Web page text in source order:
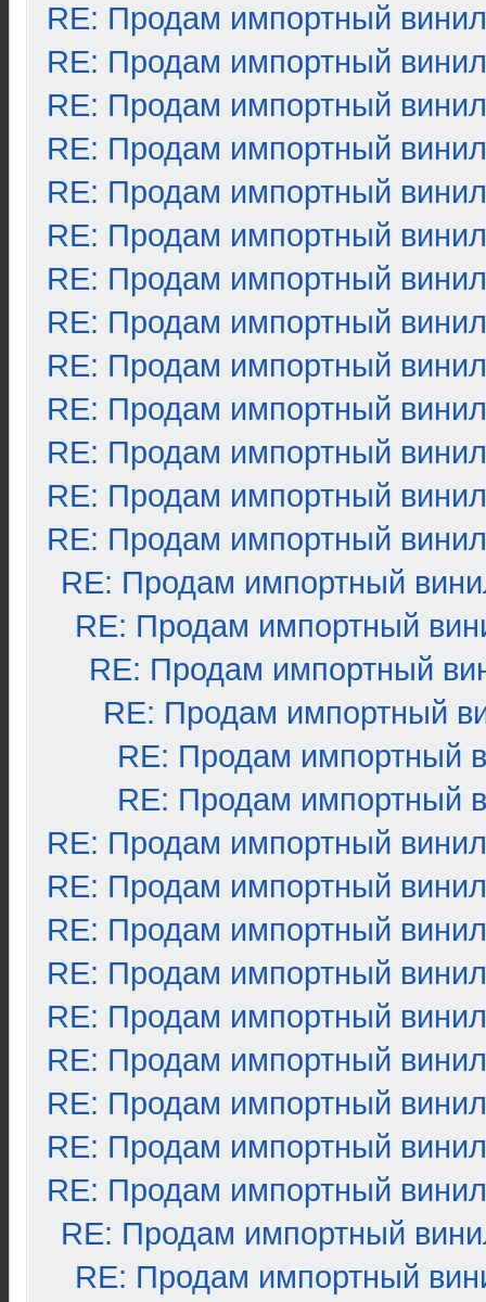
RE: Продам импортный винил
RE: Продам импортный винил
RE: Продам импортный винил
RE: Продам импортный винил
RE: Продам импортный винил
RE: Продам импортный винил
RE: Продам импортный винил
RE: Продам импортный винил
RE: Продам импортный винил
RE: Продам импортный винил
RE: Продам импортный винил
RE: Продам импортный винил
RE: Продам импортный винил
RE: Продам импортный
RE: Продам импортный
RE: Продам импортный
RE: Продам импортный
RE: Продам импортный
RE: Продам импортный
RE: Продам импортный винил
RE: Продам импортный винил
RE: Продам импортный винил
RE: Продам импортный винил
RE: Продам импортный винил
RE: Продам импортный винил
RE: Продам импортный винил
RE: Продам импортный винил
RE: Продам импортный винил
RE: Продам импортный
RE: Продам импортный